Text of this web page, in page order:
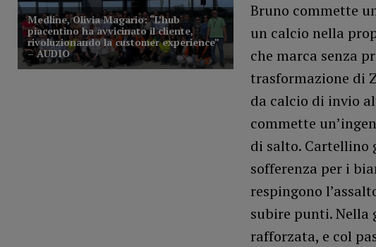
Bruno commette
un calcio nella
che marca senza
trasformazione di
da calcio di invio
commette
di salto. Cartellino
sofferenza per i
respingono
subire punti. Nella
rafforzata, e col